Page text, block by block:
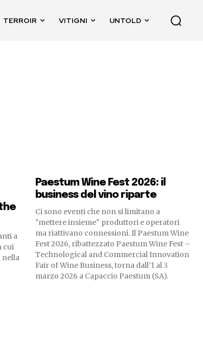
TERROIR VITIGNI UNTOLD
a
cui
nella
Paestum Wine Fest 2026: il
business del vino riparte
Ci sono eventi che non si limitano a
"mettere insieme" produttori e operatori
ma riattivano connessioni. Il Paestum Wine
Fest 2026, ribattezzato Paestum Wine Fest –
Technological and Commercial Innovation
Fair of Wine Business, torna dall’1 al 3
marzo 2026 a Capaccio Paestum (SA).